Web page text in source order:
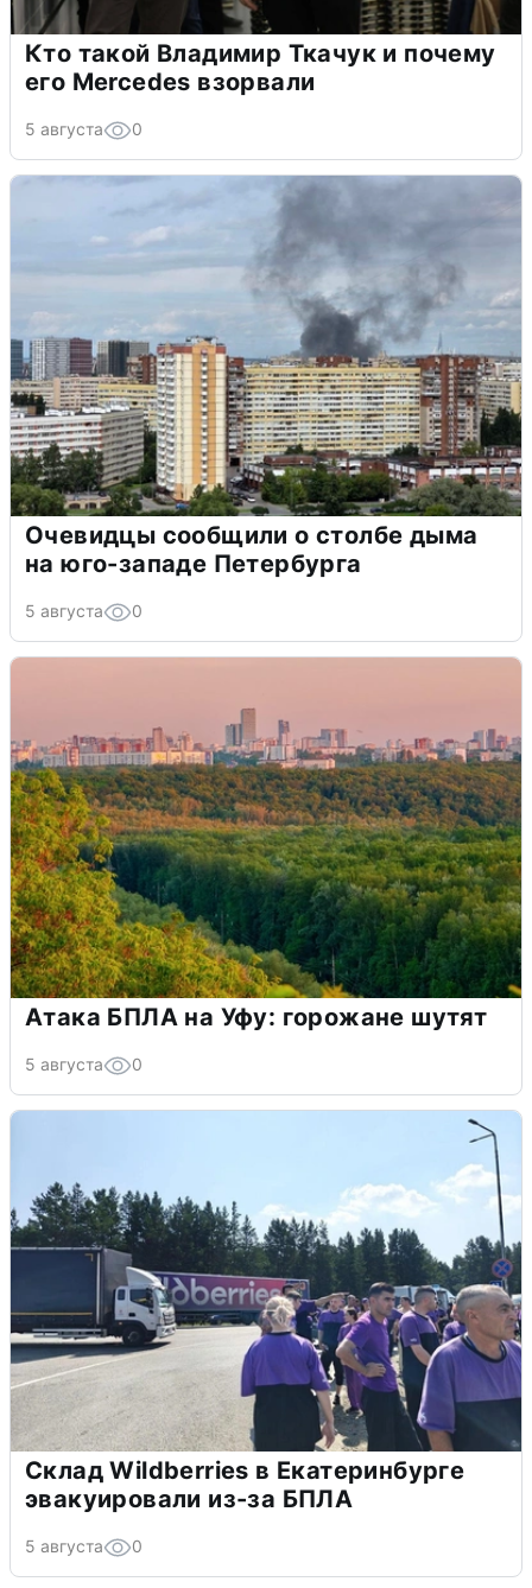
Кто такой Владимир Ткачук и почему
его Mercedes взорвали
5 августа 0
Очевидцы сообщили о столбе дыма
на юго-западе Петербурга
5 августа 0
Атака БПЛА на Уфу: горожане шутят
5 августа 0
Склад Wildberries в Екатеринбурге
эвакуировали из-за БПЛА
5 августа 0